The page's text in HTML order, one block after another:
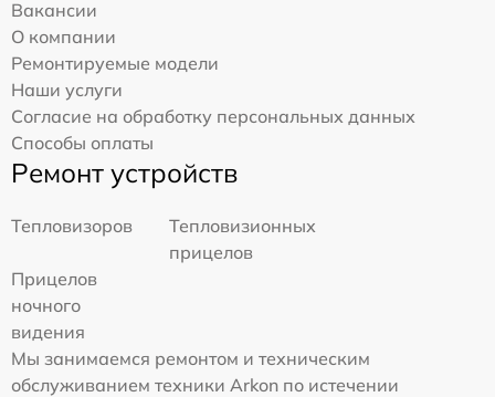
Вакансии
О компании
Ремонтируемые модели
Наши услуги
Согласие на обработку персональных данных
Способы оплаты
Ремонт устройств
Тепловизоров
Тепловизионных
прицелов
Прицелов
ночного
видения
Мы занимаемся ремонтом и техническим
обслуживанием техники Arkon по истечении